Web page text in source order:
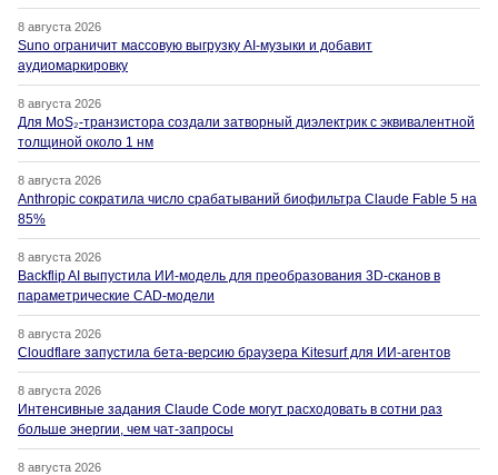
8 августа 2026
Suno ограничит массовую выгрузку AI-музыки и добавит
аудиомаркировку
8 августа 2026
Для MoS₂-транзистора создали затворный диэлектрик с эквивалентной
толщиной около 1 нм
8 августа 2026
Anthropic сократила число срабатываний биофильтра Claude Fable 5 на
85%
8 августа 2026
Backflip AI выпустила ИИ-модель для преобразования 3D-сканов в
параметрические CAD-модели
8 августа 2026
Cloudflare запустила бета-версию браузера Kitesurf для ИИ-агентов
8 августа 2026
Интенсивные задания Claude Code могут расходовать в сотни раз
больше энергии, чем чат-запросы
8 августа 2026